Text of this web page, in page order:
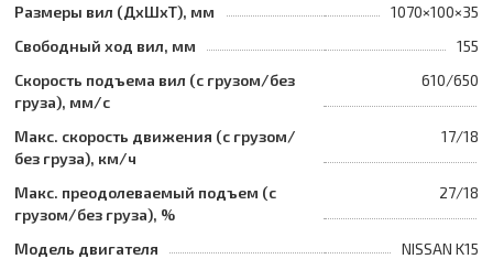
Размеры вил (ДхШхТ), мм
1070×100×35
Свободный ход вил, мм
155
Скорость подъема вил (с грузом/без
груза), мм/с
610/650
Макс. скорость движения (с грузом/
без груза), км/ч
17/18
Макс. преодолеваемый подъем (с
грузом/без груза), %
27/18
Модель двигателя
NISSAN K15